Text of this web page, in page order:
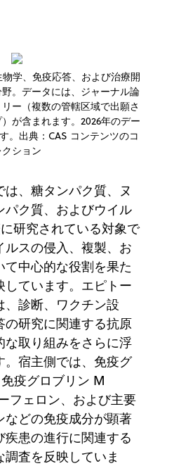
学、免疫応答、および治療開
。データには、ジャーナル論
ー（複数の管轄区域で出願さ
が含まれます。2026年のデー
。出典：CAS コンテンツのコ
クション
、糖タンパク質、ヌ
パク質、およびウイル
研究されている対象で
ルスの侵入、複製、お
て中心的な役割を果た
しています。エピトー
診断、ワクチン設
研究に関連する抗原
取り組みをさらに浮
。宿主側では、免疫グ
疫グロブリン M
フェロン、および主要
などの免疫成分が顕著
患の進行に関連する
査を反映していま